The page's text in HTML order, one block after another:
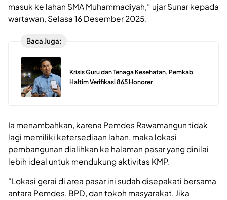
masuk ke lahan SMA Muhammadiyah,” ujar Sunar kepada
wartawan, Selasa 16 Desember 2025.
Baca Juga:
Krisis Guru dan Tenaga Kesehatan, Pemkab
Haltim Verifikasi 865 Honorer
Ia menambahkan, karena Pemdes Rawamangun tidak
lagi memiliki ketersediaan lahan, maka lokasi
pembangunan dialihkan ke halaman pasar yang dinilai
lebih ideal untuk mendukung aktivitas KMP.
“Lokasi gerai di area pasar ini sudah disepakati bersama
antara Pemdes, BPD, dan tokoh masyarakat. Jika